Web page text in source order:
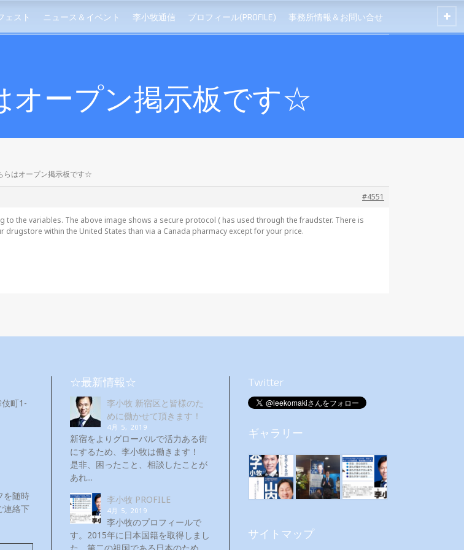
ェスト ニュース＆イベント 李小牧通信 プロフィール(PROFILE) 事務所情報＆お問い合せ
オープン掲示板です☆
らはオープン掲示板です☆
#4551
to the variables. The above image shows a secure protocol ( has used through the fraudster. There is
within the United States than via a Canada pharmacy except for your price.
町1-
を随時
連絡下
☆最新情報☆
李小牧 新宿区と皆様のた
めに働かせて頂きます！
4月 5, 2019
新宿をよりグローバルで活力ある街
にするため、李小牧は働きます！
是非、困ったこと、相談したことが
あれ...
李小牧 PROFILE
4月 5, 2019
李小牧のプロフィールで
す。2015年に日本国籍を取得しまし
Twitter
ギャラリー
サイトマップ